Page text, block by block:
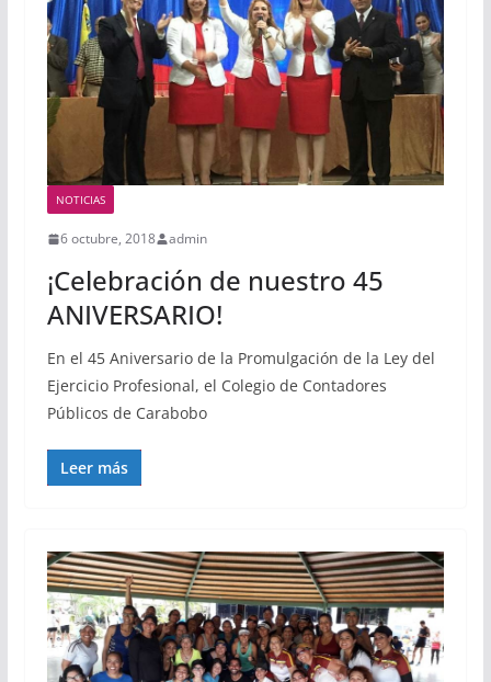
NOTICIAS
6 octubre, 2018 admin
¡Celebración de nuestro 45
ANIVERSARIO!
En el 45 Aniversario de la Promulgación de la Ley del
Ejercicio Profesional, el Colegio de Contadores
Públicos de Carabobo
Leer más